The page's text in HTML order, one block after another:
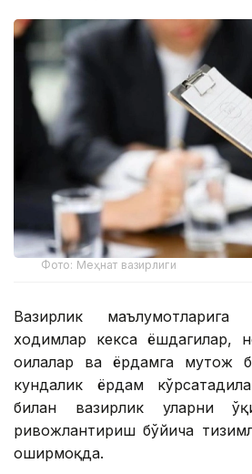
Фото: Меҳнат вазирлиги
Вазирлик
ходимлар кекса ёшдагилар,
оилалар ва ёрдамга муҳтож
кундалик ёрдам
билан вазирлик уларни
ривожлантириш бўйича
оширмоқда.